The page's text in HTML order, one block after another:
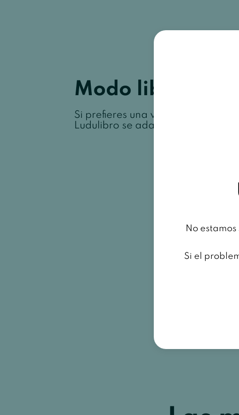
No
Si el
Modo libro
Si prefieres una vista más similar
Ludulibro se adapta a tus